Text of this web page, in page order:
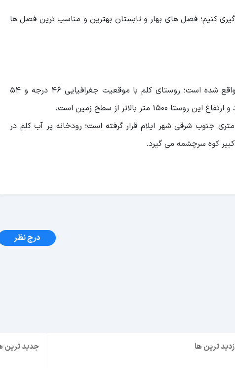
کنیم؛ فصل های بهار و تابستان بهترین و مناسب ترین فصل ها
روستای کلم در دهستان دوستان، شهرستان بدره و استان ایلام واقع شده است؛ روستای کلم با موقعیت جغرافیایی ۴۶ درجه و ۵۴
در ۳۰ کیلومتری شمال غربی شهر بدره و در ۱۲۰ کیلومتری جنوب شرقی شهر ایلام قرار گرفته است؛ رودخانه پر آب کلم در
کبیر کوه سرچشمه می گیرد.
درج نظر
ترین ها
جدید ترین